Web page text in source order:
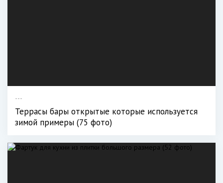
---
Террасы бары открытые которые используется
зимой примеры (75 фото)